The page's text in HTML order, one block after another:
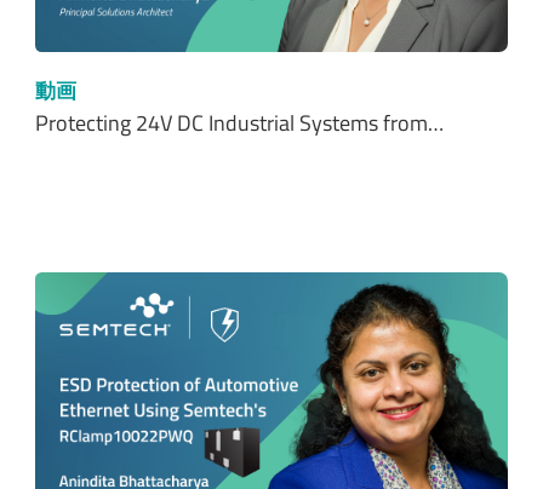
動画
Protecting 24V DC Industrial Systems from…